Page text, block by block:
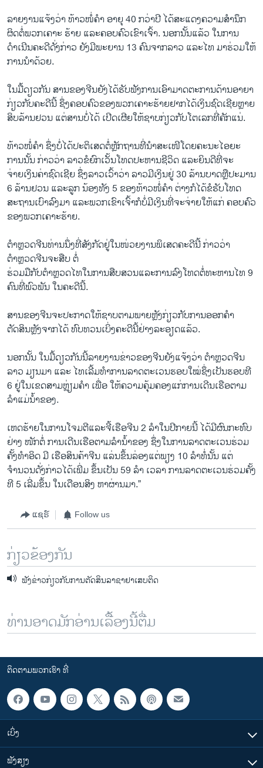
ລາຍງານແຈ້ງວ່າ ທ້າວໜໍ່ຄຳ ອາຍຸ 40 ກວ່າປີ ໄດ້ສະແດງຄວາມສຳນຶກ
ຜິດຕໍ່ພວກເຄາະ ຮ້າຍ ແລະຄອບຄົວເຂົາເຈົ້າ. ນອກນັ້ນແລ້ວ ໃນການ
ດຳເນີນຄະດີດັ່ງກ່າວ ຍັງມີພະຍານ 13 ຄົນຈາກລາວ ແລະໄທ ມາຮ່ວມໃຫ້
ການນຳດ້ວຍ.
ໃນມື້ດຽວກັນ ສານຂອງຈີນຍັງໄດ້ຮັບຟັງການເອົາມາດຕະການດ້ານອາຍາ
ກ່ຽວກັບຄະດີນີ້ ຊຶ່ງຄອບຄົວຂອງພວກເຄາະຮ້າຍຢາກໄດ້ເງິນຊົດເຊີຍຫຼາຍ
ສິບລ້ານຢວນ ແຕ່ສານບໍ່ໄດ້ ເປີດເຜີຍໃຫ້ຊາບກ່ຽວກັບໂຕເລກທີ່ຄັກແນ່.
ທ້າວໜໍ່ຄຳ ຊຶ່ງບໍ່ໄດ້ປະຕິເສດຕໍ່ຫຼັກຖານທີ່ນຳສະເໜີໂດຍຄະນະໄອຍະ
ການນັ້ນ ກ່າວວ່າ ລາວຂໍຍົກເວັ້ນໂທດປະຫານຊີວິດ ແລະຍິນດີທີ່ຈະ
ຈ່າຍເງິນຄ່າຊົດເຊີຍ ຊຶ່ງລາວເວົ້າວ່າ ລາວມີເງິນຢູ່ 30 ລ້ານບາດຫຼືປະມານ
6 ລ້ານຢວນ ແລະລູກ ນ້ອງທັງ 5 ຂອງທ້າວໜໍ່ຄຳ ຕ່າງກໍໄດ້ຂໍຮັບໂທດ
ສະຖານເບົາລົງມາ ແລະພວກເຂົາເຈົ້າກໍບໍ່ມີເງິນທີ່ຈະຈ່າຍໃຫ້ແກ່ ຄອບຄົວ
ຂອງພວກເຄາະຮ້າຍ.
ຕຳຫຼວດຈີນທ່ານນຶ່ງທີ່ສັງກັດຢູ່ໃນໜ່ວຍງານພິເສດຄະດີນີ້ ກ່າວວ່າ
ຕຳຫຼວດຈີນຈະສືບ ຕໍ່
ຮ່ວມມືກັບຕຳຫຼວດໄທໃນການສືບສວນແລະການລົງໂທດຕໍ່ທະຫານໄທ 9
ຄົນທີ່ພົວພັນ ໃນຄະດີນີ້.
ສານຂອງຈີນຈະປະກາດໃຫ້ຊາບຕາມພາຍຫຼັງກ່ຽວກັບການອອກຄຳ
ຕັດສິນຫຼັງຈາກໄດ້ ທົບທວນເບິ່ງຄະດີນີ້ຢ່າງລະອຽດແລ້ວ.
ນອກນັ້ນ ໃນມື້ດຽວກັນນີ້ລາຍງານຂ່າວຂອງຈີນຍັງແຈ້ງວ່າ ຕຳຫຼວດຈີນ
ລາວ ມຽນມາ ແລະ ໄທເລີ້ມທຳການລາດຕະເວນຮອບໃໝ່ຊຶ່ງເປັນຮອບທີ
6 ຢູ່ໃນເຂດສາມຫຼ່ຽມຄຳ ເພື່ອ ໃຫ້ຄວາມຄຸ້ມຄອງແກ່ການເດີນເຮືອຕາມ
ລຳແມ່ນໍ້າຂອງ.
ເຫດຮ້າຍໃນການໂຈມຕີແລະຈີ້ເຮືອຈີນ 2 ລຳໃນປີກາຍນີ້ ໄດ້ມີຜົນກະທົບ
ຢ່າງ ໜັກຕໍ່ ການເດີນເຮືອຕາມລຳນໍ້າຂອງ ຊຶ່ງໃນການລາດຕະເວນຮ່ວມ
ຄັ້ງທຳອິດ ມີ ເຮືອສິນຄ້າຈີນ ແລ່ນຂຶ້ນລ່ອງແຕ່ພຽງ 10 ລຳທໍ່ນັ້ນ ແຕ່
ຈຳນວນດັ່ງກ່າວໄດ້ເພີ່ມ ຂຶ້ນເປັນ 59 ລຳ ເວລາ ການລາດຕະເວນຮ່ວມຄັ້ງ
ທີ 5 ເລີ່ມຂຶ້ນ ໃນເດືອນສິງ ຫາຜ່ານມາ.”
ແຊຣ໌ Follow us
ກ່ຽວຂ້ອງກັນ
ຟັງຂ່າວກ່ຽວກັບການຕັດສິນລາຊາຢາເສບຕິດ
ທ່ານອາດມັກອ່ານເລື້ອງນີ້ຕື່ມ
ຕິດຕາມພວກເຮົາ ທີ່
ເບິ່ງ
ຟັງສຽງ